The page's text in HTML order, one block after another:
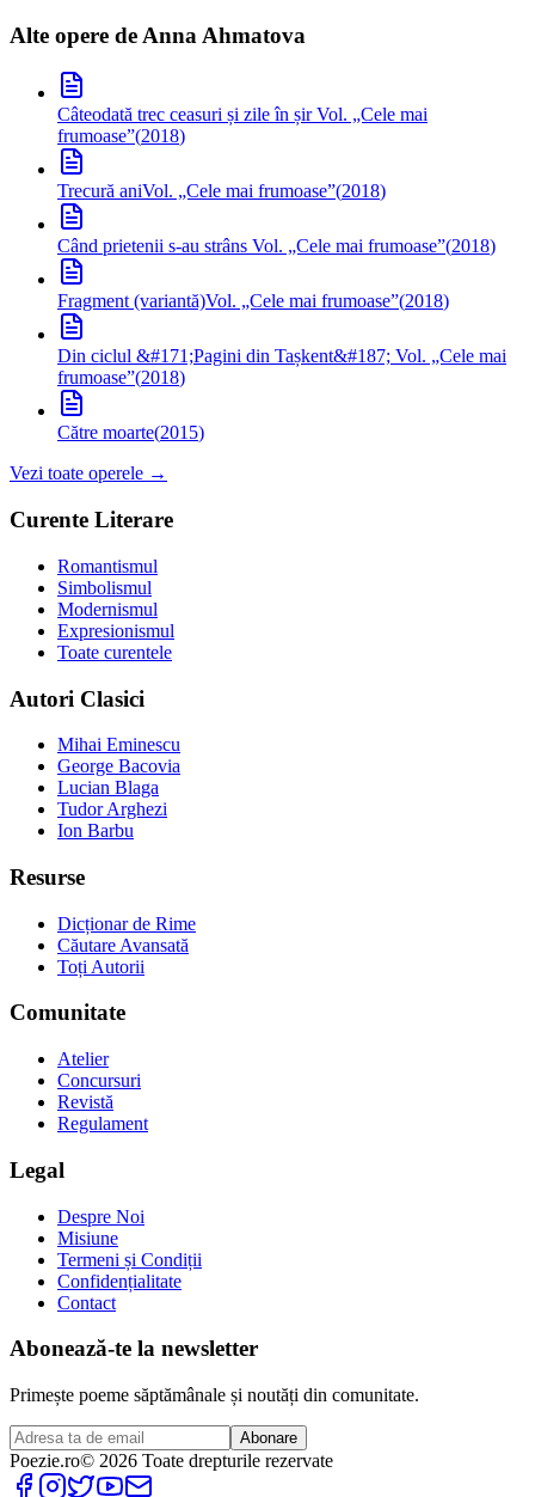
Alte opere de Anna Ahmatova
Câteodată trec ceasuri și zile în șirVol. „Cele mai
frumoase”(2018)
Trecură aniVol. „Cele mai frumoase”(2018)
Când prietenii s-au strâns Vol. „Cele mai frumoase”(2018)
Fragment (variantă)Vol. „Cele mai frumoase”(2018)
Din ciclul &#171;Pagini din Tașkent&#187; Vol. „Cele mai
frumoase”(2018)
Către moarte(2015)
Vezi toate operele →
Curente Literare
Romantismul
Simbolismul
Modernismul
Expresionismul
Toate curentele
Autori Clasici
Mihai Eminescu
George Bacovia
Lucian Blaga
Tudor Arghezi
Ion Barbu
Resurse
Dicționar de Rime
Căutare Avansată
Toți Autorii
Comunitate
Atelier
Concursuri
Revistă
Regulament
Legal
Despre Noi
Misiune
Termeni și Condiții
Confidențialitate
Contact
Abonează-te la newsletter
Primește poeme săptămânale și noutăți din comunitate.
Abonare
Poezie.ro© 2026 Toate drepturile rezervate